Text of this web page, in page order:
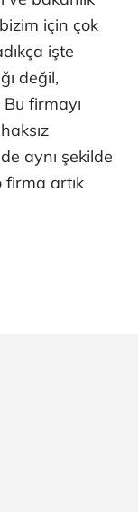
için çok
işte
değil,
firmayı
aynı şekilde
firma artık